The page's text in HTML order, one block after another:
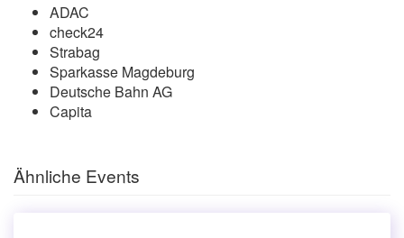
ADAC
check24
Strabag
Sparkasse Magdeburg
Deutsche Bahn AG
Capita
Ähnliche Events